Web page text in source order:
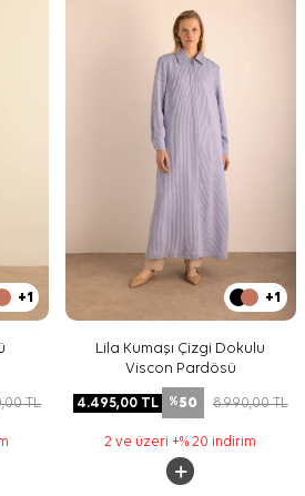
+1
TL
+1
Lila Kumaşı Çizgi Dokulu
Viscon Pardösü
4.495,00TL %50 8.990,00TL
2 ve üzeri +% 20 indirim